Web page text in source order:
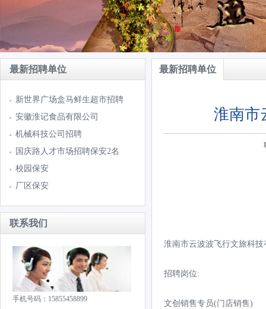
最新招聘单位
新世界广场盒马鲜生超市招聘
安徽淮记食品有限公司
机械科技公司招聘
国庆路人才市场招聘保安2名
校园保安
厂区保安
联系我们
手机号码：15855458899
最新招聘单位
淮南市
淮南市云波波飞行文旅科技
招聘岗位:
文创销售专员(门店销售)